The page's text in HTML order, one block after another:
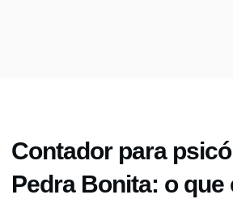
Contador para
Pedra Bonita: o que